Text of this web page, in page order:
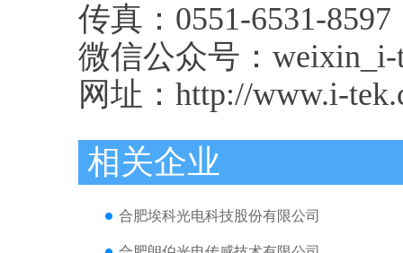
传真：0551-6531-8597
微信公众号：weixin_i-
网址：http://www.i-
相关企业
合肥埃科光电科技股份有限公司